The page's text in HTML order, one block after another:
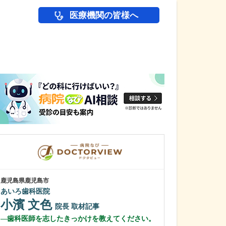
医療機関の皆様へ
鹿児島県鹿児島市
あいろ歯科医院
小濱 文色 院長 取材記事
歯科医師を志したきっかけを教えてください。